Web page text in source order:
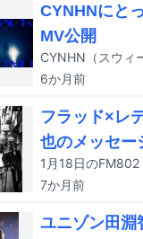
CYNHNにと
MV公開
6か月前
フラッド×レ
也のメッセー
7か月前
ユニゾン田淵